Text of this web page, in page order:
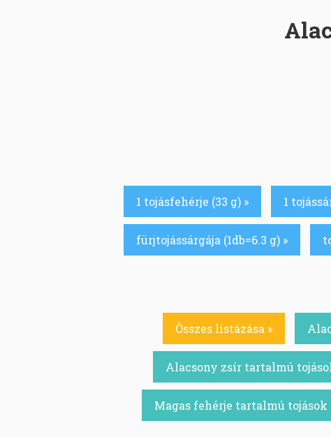
1 tojásfehérje (33 g) » 1
fürjtojássárgája (1db=6.3 g) »
Összes listázása »
Alacsony zsír tartalmú
Magas fehérje tartalmú tojások